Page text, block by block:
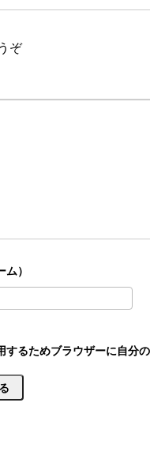
ぞ
するためブラウザーに自分